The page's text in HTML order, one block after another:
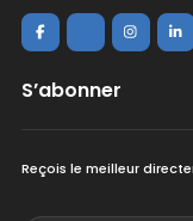
S’abonner
Reçois le meilleur